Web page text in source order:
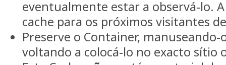
eventualmente estar a observá-lo.
cache para os próximos visitantes
Preserve o Container, manuseando-
voltando a colocá-lo no exacto sítio